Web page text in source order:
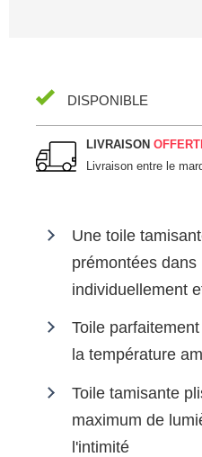
DISPONIBLE
LIVRAISON
Livraison entre le
Une toile
prémontées
individuellement
Toile
la température
Toile tamisante
maximum de
l'intimité